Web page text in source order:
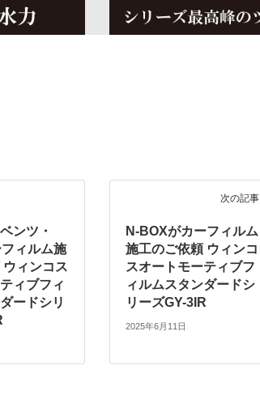
ンツ・
ィルム施
ィンコス
ィブフィ
ードシリ
次の記事
N-BOXがカーフィルム
施工のご依頼 ウィンコ
スオートモーティブフ
ィルムスタンダードシ
リーズGY-3IR
2025年6月11日